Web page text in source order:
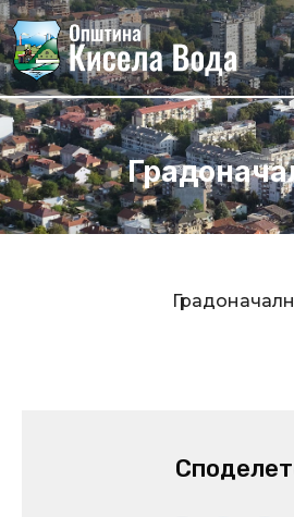
Skip
to
content